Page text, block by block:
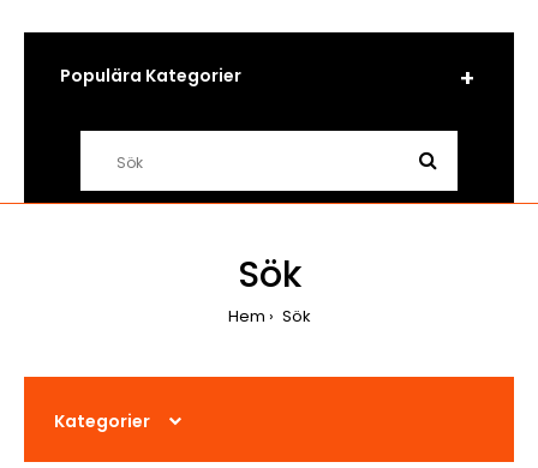
Populära Kategorier
Sök
Hem Sök
Kategorier